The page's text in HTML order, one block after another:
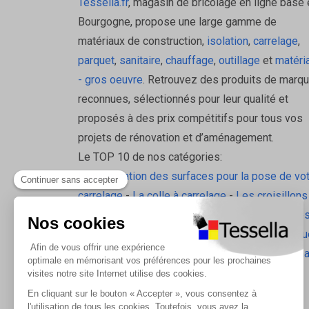
Usage : étanchéité des filetages
Résistance : chaleur, pression, corrosion
Marque : Interplast
Pourquoi choisir le ruban
Bourgogne, propose une large gamme de
matériaux de construction, isolation, carrelage,
parquet, sanitaire, chauffage, outillage et
- gros oeuvre. Retrouvez des produits de
reconnues, sélectionnés pour leur qualité et
proposés à des prix compétitifs pour tous vos
projets de rénovation et d’aménagement.
Le TOP 10 de nos catégories:
La préparation des surfaces pour la pose de
carrelage-La colle à carrelage- Les croisillons
pavilift
Le carrelage sol intérieur
Les
-L'isolation
Les accessoires d'isolation
- Radiateurs
Les tablettes de douche